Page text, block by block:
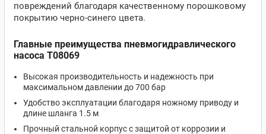
повреждений благодаря качественному порошковому
покрытию черно-синего цвета.
Главные преимущества пневмогидравлического
насоса T08069
Высокая производительность и надежность при
максимальном давлении до 700 бар
Удобство эксплуатации благодаря ножному приводу и
длине шланга 1.5 м
Прочный стальной корпус с защитой от коррозии и